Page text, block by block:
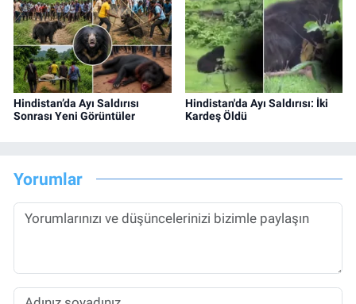
Hindistan’da Ayı Saldırısı
Sonrası Yeni Görüntüler
Hindistan'da Ayı Saldırısı: İki
Kardeş Öldü
Yorumlar